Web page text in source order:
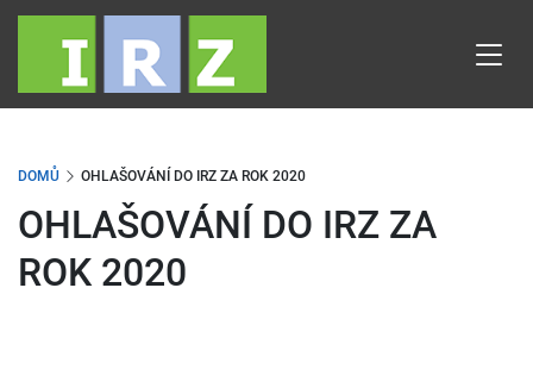
Přejít
obsahu
DOMŮ OHLAŠOVÁNÍ DO IRZ ZA ROK 2020
OHLAŠOVÁNÍ DO IRZ ZA
ROK 2020